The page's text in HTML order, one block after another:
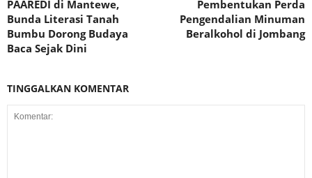
PAAREDI di Mantewe,
Bunda Literasi Tanah
Bumbu Dorong Budaya
Baca Sejak Dini
Pembentukan Perda
Pengendalian Minuman
Beralkohol di Jombang
TINGGALKAN KOMENTAR